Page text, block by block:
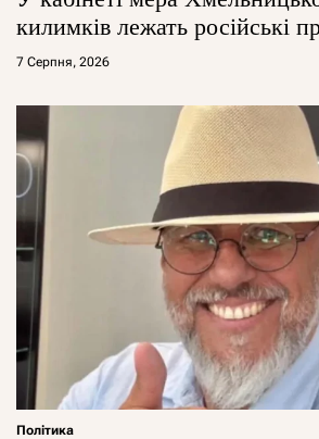
килимків лежать російські
7 Серпня, 2026
Політика